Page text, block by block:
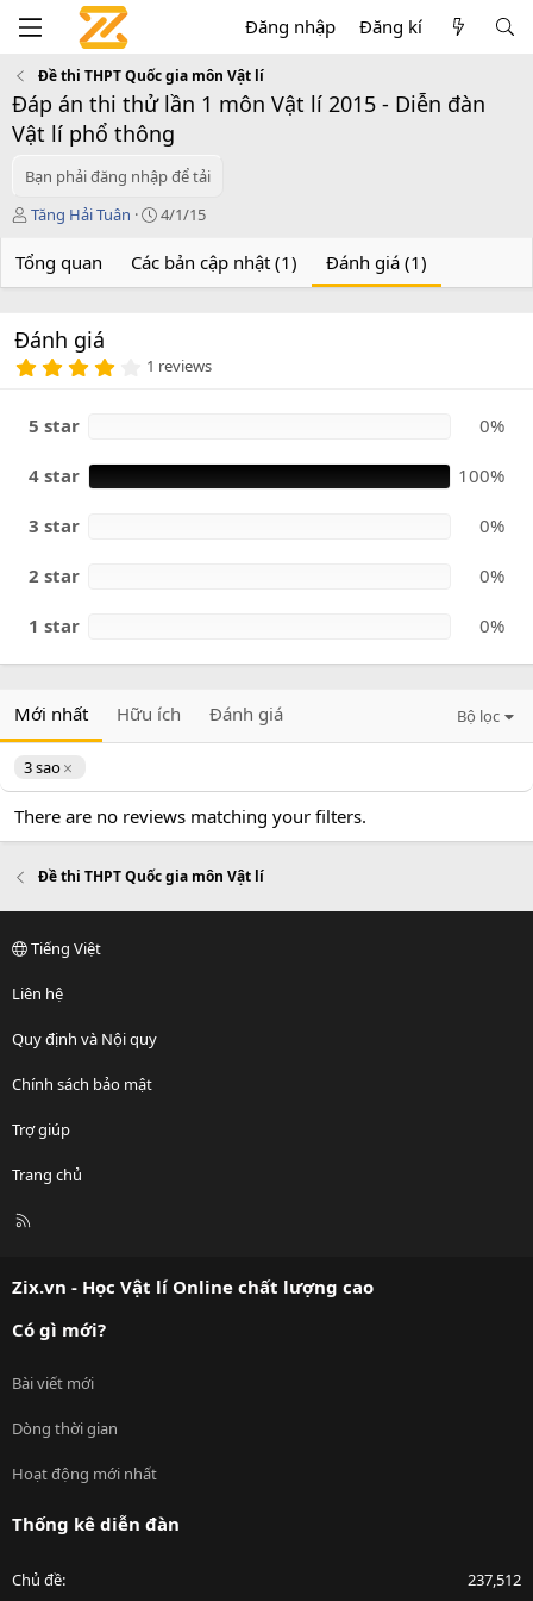
Đăng nhập Đăng kí
Đề thi THPT Quốc gia môn Vật lí
Đáp án thi thử lần 1 môn Vật lí 2015 - Diễn đàn
Vật lí phổ thông
Bạn phải đăng nhập để tải
T
c
Tăng Hải Tuân
C
e
n
4/1/15
Tổng quan Các bản cập nhật (1) Đánh giá (1)
Đánh giá
4
o
1 reviews
5 star 0%
4 star 100%
3 star 0%
2 star 0%
1 star 0%
Mới nhất Hữu ích Đánh giá Bộ lọc
3 sao
There are no reviews matching your filters.
Đề thi THPT Quốc gia môn Vật lí
Tiếng Việt
Liên hệ
Quy định và Nội quy
Chính sách bảo mật
Trợ giúp
Trang chủ
R
Zix.vn - Học Vật lí Online chất lượng cao
Có gì mới?
Bài viết mới
Dòng thời gian
Hoạt động mới nhất
Thống kê diễn đàn
Chủ đề 237,512